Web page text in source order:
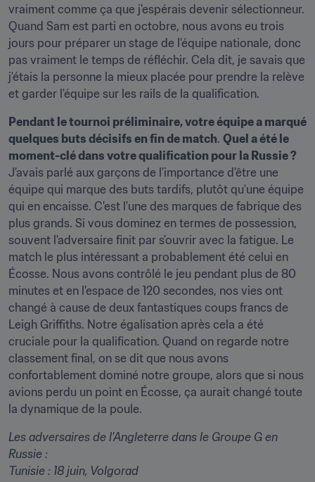
vraiment comme ça que j'espérais devenir sélectionneur.
Quand Sam est parti en octobre, nous avons eu trois
jours pour préparer un stage de l'équipe nationale, donc
pas vraiment le temps de réfléchir. Cela dit, je savais que
j'étais la personne la mieux placée pour prendre la relève
et garder l'équipe sur les rails de la qualification.
Pendant le tournoi préliminaire, votre équipe a marqué
quelques buts décisifs en fin de match. Quel a été le
moment-clé dans votre qualification pour la Russie ?
J'avais parlé aux garçons de l'importance d'être une
équipe qui marque des buts tardifs, plutôt qu'une équipe
qui en encaisse. C'est l'une des marques de fabrique des
plus grands. Si vous dominez en termes de possession,
souvent l'adversaire finit par s'ouvrir avec la fatigue. Le
match le plus intéressant a probablement été celui en
Écosse. Nous avons contrôlé le jeu pendant plus de 80
minutes et en l'espace de 120 secondes, nos vies ont
changé à cause de deux fantastiques coups francs de
Leigh Griffiths. Notre égalisation après cela a été
cruciale pour la qualification. Quand on regarde notre
classement final, on se dit que nous avons
confortablement dominé notre groupe, alors que si nous
avions perdu un point en Écosse, ça aurait changé toute
la dynamique de la poule.
Les adversaires de l'Angleterre dans le Groupe G en
Russie :
Tunisie : 18 juin, Volgorad